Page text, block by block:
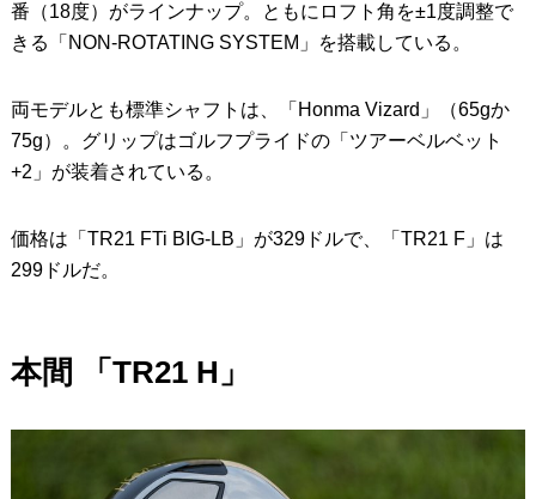
番（18度）がラインナップ。ともにロフト角を±1度調整で
きる「NON-ROTATING SYSTEM」を搭載している。
両モデルとも標準シャフトは、「Honma Vizard」（65gか
75g）。グリップはゴルフプライドの「ツアーベルベット
+2」が装着されている。
価格は「TR21 FTi BIG-LB」が329ドルで、「TR21 F」は
299ドルだ。
本間 「TR21 H」